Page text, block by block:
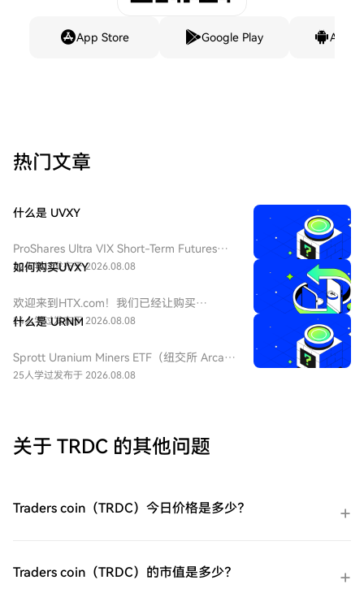
App Store Google Play
热门文章
什么是 UVXY
ProShares Ultra VIX Short-Term Futures
ETF（纽交所 Arca 代码：UVXY），中文：
ETF 为每日 2 倍杠杆做多 VIX 短期期货产
品，挂钩标普 500 短期波动率期货指数，该
基金通常用于在美股市场波动加剧或恐慌情
特性和期货展期成本，它不适合长期持有。
22人学过发布于 2026.08.08
如何购买UVXY
欢迎来到HTX.com！我们已经让购买
ProShares 两倍做多短期 VIX 期货
逐步指南，放心开始您的加密货币之旅。第
一步：创建您的HTX账户使用您的电子邮
或Mastercard即时购买ProShares 两倍做多
Pay等流行支付方法以增加便利性。C2C购
者提供个性化服务和竞争性汇率。第三步：
存储您的ProShares 两倍做多短期 VIX 期货
24人学过发布于 2026.08.08
什么是 URNM
Sprott Uranium Miners ETF（纽交所 Arca
代码：URNM），中文：无（bn无），传统
铀持有企业，受益全球清洁能源转型与核电
需求增长，是美股稀缺铀矿赛道投资工具。
25人学过发布于 2026.08.08
关于 TRDC 的其他问题
Traders coin（TRDC）今日价格是多少？
Traders coin（TRDC）的市值是多少？